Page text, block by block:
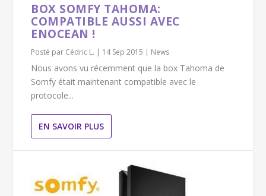
BOX SOMFY TAHOMA:
COMPATIBLE AUSSI AVEC
ENOCEAN !
Posté par Cédric L. | 14 Sep 2015 | News
Nous avons vu récemment que la box Tahoma de
Somfy était maintenant compatible avec le
protocole...
EN SAVOIR PLUS